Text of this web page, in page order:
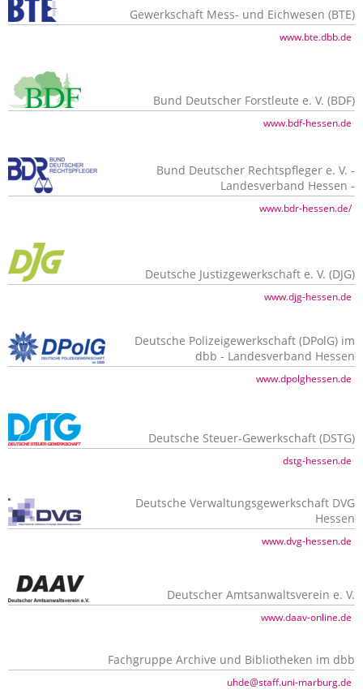
Gewerkschaft Mess- und Eichwesen (BTE)
www.bte.dbb.de
Bund Deutscher Forstleute e. V. (BDF)
www.bdf-hessen.de
Bund Deutscher Rechtspfleger e. V. -
Landesverband Hessen -
www.bdr-hessen.de/
Deutsche Justizgewerkschaft e. V. (DJG)
www.djg-hessen.de
Deutsche Polizeigewerkschaft (DPolG) im
dbb - Landesverband Hessen
www.dpolghessen.de
Deutsche Steuer-Gewerkschaft (DSTG)
dstg-hessen.de
Deutsche Verwaltungsgewerkschaft DVG
Hessen
www.dvg-hessen.de
Deutscher Amtsanwaltsverein e. V.
www.daav-online.de
Fachgruppe Archive und Bibliotheken im dbb
uhde@staff.uni-marburg.de